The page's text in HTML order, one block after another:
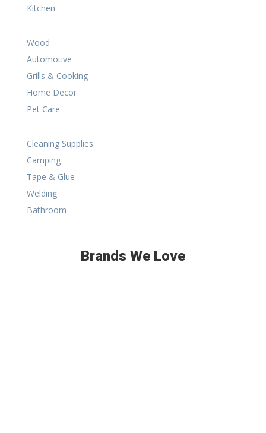
Kitchen
Wood
Automotive
Grills & Cooking
Home Decor
Pet Care
Cleaning Supplies
Camping
Tape & Glue
Welding
Bathroom
Brands We Love